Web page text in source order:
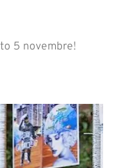
5 novembre!